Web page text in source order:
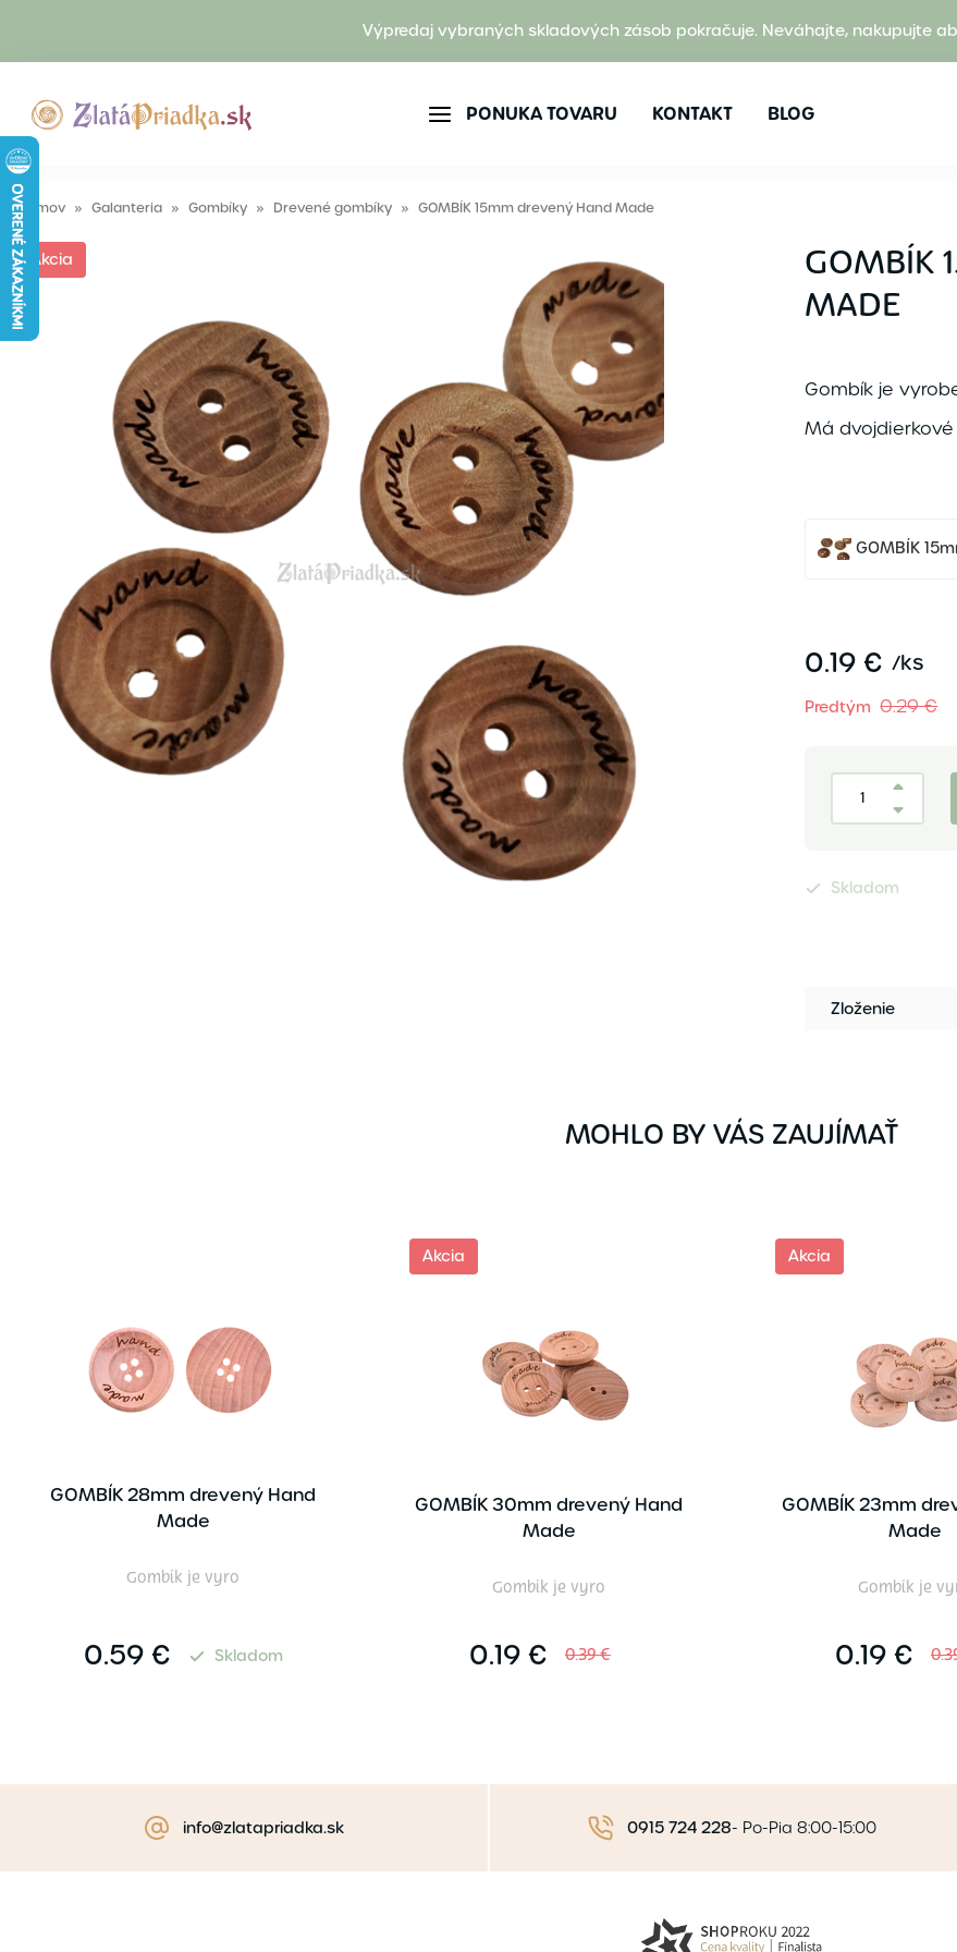
Výpredaj vybraných skladových zásob pokračuje. Neváhajte, nakupujte
PONUKA TOVARU KONTAKT BLOG
Domov » Galanteria » Gombíky » Drevené gombíky » GOMBÍK 15mm drevený Hand Made
Akcia
GOMBÍK
MADE
Gombík je
Má
GOMBÍK
0.19 € /ks
Predtým 0.29 €
Skladom
Zloženie
MOHLO BY VÁS ZAUJÍMAŤ
GOMBÍK 28mm drevený Hand
Made
Gombík je vyro
0.59 € Skladom
Akcia
GOMBÍK 30mm drevený Hand
Made
Gombík je vyro
0.19 € 0.39 €
Akcia
GOMBÍK 23mm
Made
Gombík je
0.19 €
info@zlatapriadka.sk 0915 724 228- Po-Pia 8:00-15:00